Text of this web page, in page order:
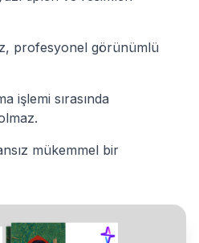
profesyonel görünümlü
işlemi sırasında
mükemmel bir